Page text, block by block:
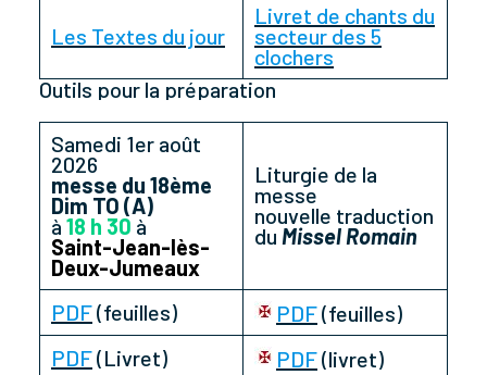
Les Textes du jour
Livret de chants du
secteur des 5
clochers
Outils pour la préparation
Samedi 1er août
2026
messe du 18ème
Dim TO (A)
à 18 h 30 à
Saint-Jean-lès-
Deux-Jumeaux
Liturgie de la
messe
nouvelle traduction
du Missel Romain
PDF(feuilles) PDF(feuilles)
PDF(Livret) PDF(livret)